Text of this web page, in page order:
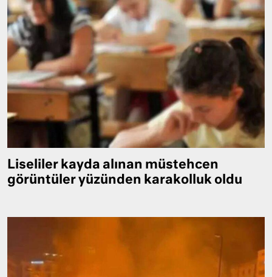
Liseliler kayda alınan müstehcen
görüntüler yüzünden karakolluk oldu